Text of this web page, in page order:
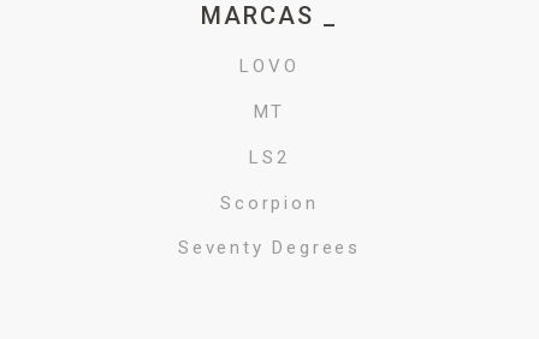
MARCAS _
LOVO
MT
LS2
Scorpion
Seventy Degrees